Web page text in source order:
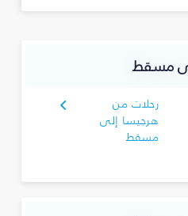
مسقط
رحلات من
هرجيسا إلى
مسقط